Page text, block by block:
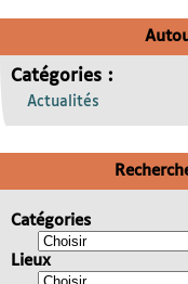
Catégories :
Actualités
Catégories
Lieux